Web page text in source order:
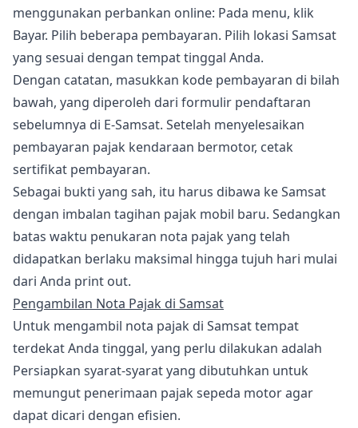
menggunakan perbankan online: Pada menu, klik
Bayar. Pilih beberapa pembayaran. Pilih lokasi Samsat
yang sesuai dengan tempat tinggal Anda.
Dengan catatan, masukkan kode pembayaran di bilah
bawah, yang diperoleh dari formulir pendaftaran
sebelumnya di E-Samsat. Setelah menyelesaikan
pembayaran pajak kendaraan bermotor, cetak
sertifikat pembayaran.
Sebagai bukti yang sah, itu harus dibawa ke Samsat
dengan imbalan tagihan pajak mobil baru. Sedangkan
batas waktu penukaran nota pajak yang telah
didapatkan berlaku maksimal hingga tujuh hari mulai
dari Anda print out.
Pengambilan Nota Pajak di Samsat
Untuk mengambil nota pajak di Samsat tempat
terdekat Anda tinggal, yang perlu dilakukan adalah
Persiapkan syarat-syarat yang dibutuhkan untuk
memungut penerimaan pajak sepeda motor agar
dapat dicari dengan efisien.